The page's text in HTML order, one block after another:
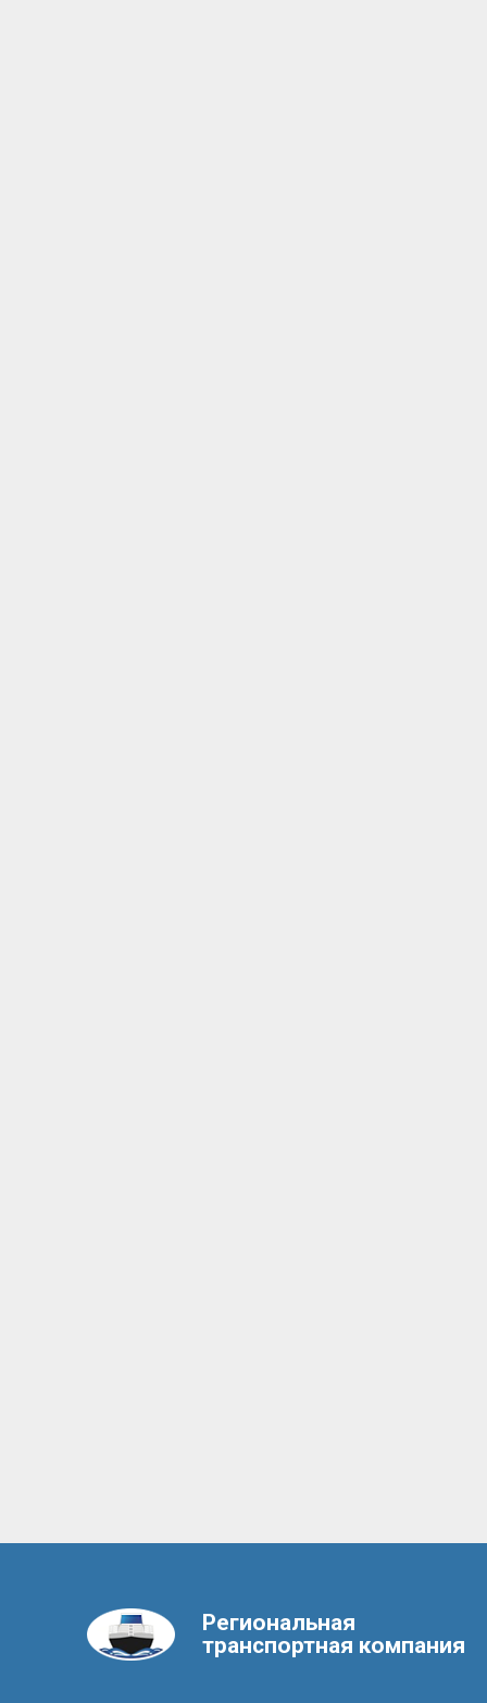
Региональная
транспортная компания